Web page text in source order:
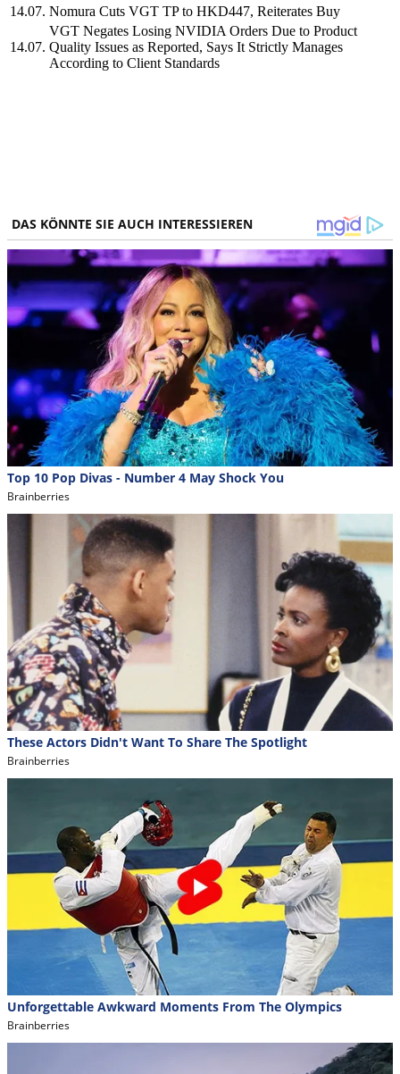
14.07. Nomura Cuts VGT TP to HKD447, Reiterates Buy
14.07.
VGT Negates Losing NVIDIA Orders Due to Product
Quality Issues as Reported, Says It Strictly Manages
According to Client Standards